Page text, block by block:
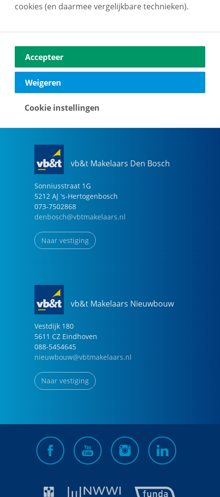
Vestdijk 180
5611 CZ Eindhoven
040-2696949
vb&t Makelaars Den Bosch
Sonniusstraat 1G
5212 AJ 's-Hertogenbosch
073-7502868
denbosch@vbtmakelaars.nl
Naar vestiging
vb&t Makelaars Nieuwbouw
Vestdijk 180
5611 CZ Eindhoven
088-5454645
nieuwbouw@vbtmakelaars.nl
Naar vestiging
cookies (en daarmee vergelijkbare technieken).
Accepteer
Weigeren
Cookie instellingen